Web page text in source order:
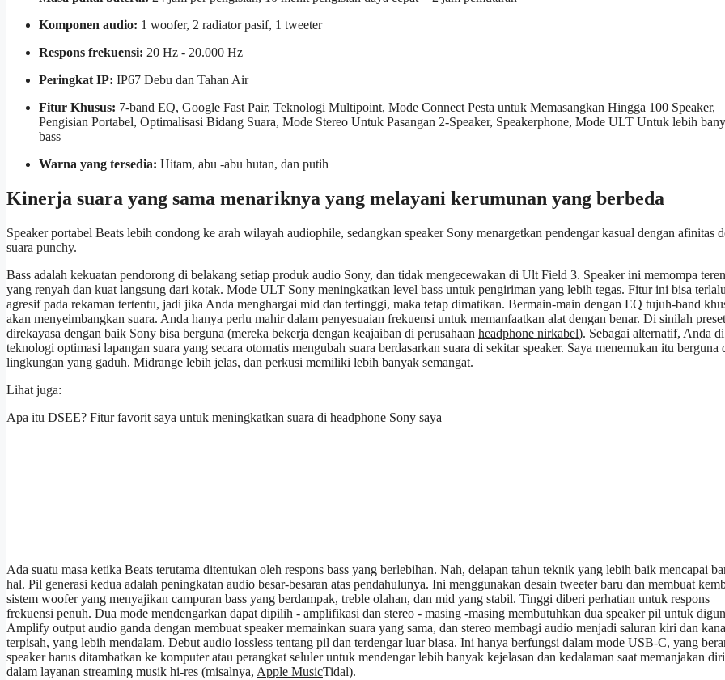
Komponen audio: 1 woofer, 2 radiator pasif, 1 tweeter
Respons frekuensi: 20 Hz - 20.000 Hz
Peringkat IP: IP67 Debu dan Tahan Air
Fitur Khusus: 7-band EQ, Google Fast Pair, Teknologi Multipoint, Mode Connect Pesta untuk Memasangkan Hingga 100 Speaker,
Pengisian Portabel, Optimalisasi Bidang Suara, Mode Stereo Untuk Pasangan 2-Speaker, Speakerphone, Mode ULT Untuk lebih
bass
Warna yang tersedia: Hitam, abu -abu hutan, dan putih
Kinerja suara yang sama menariknya yang melayani kerumunan yang berbeda
Speaker portabel Beats lebih condong ke arah wilayah audiophile, sedangkan speaker Sony menargetkan pendengar kasual dengan afinitas
suara punchy.
Bass adalah kekuatan pendorong di belakang setiap produk audio Sony, dan tidak mengecewakan di Ult Field 3. Speaker ini memompa
yang renyah dan kuat langsung dari kotak. Mode ULT Sony meningkatkan level bass untuk pengiriman yang lebih tegas. Fitur ini bisa
agresif pada rekaman tertentu, jadi jika Anda menghargai mid dan tertinggi, maka tetap dimatikan. Bermain-main dengan EQ tujuh-band
akan menyeimbangkan suara. Anda hanya perlu mahir dalam penyesuaian frekuensi untuk memanfaatkan alat dengan benar. Di sinilah
direkayasa dengan baik Sony bisa berguna (mereka bekerja dengan keajaiban di perusahaan headphone nirkabel). Sebagai alternatif, Anda
teknologi optimasi lapangan suara yang secara otomatis mengubah suara berdasarkan suara di sekitar speaker. Saya menemukan itu berguna
lingkungan yang gaduh. Midrange lebih jelas, dan perkusi memiliki lebih banyak semangat.
Lihat juga:
Apa itu DSEE? Fitur favorit saya untuk meningkatkan suara di headphone Sony saya
Ada suatu masa ketika Beats terutama ditentukan oleh respons bass yang berlebihan. Nah, delapan tahun teknik yang lebih baik mencapai
hal. Pil generasi kedua adalah peningkatan audio besar-besaran atas pendahulunya. Ini menggunakan desain tweeter baru dan membuat
sistem woofer yang menyajikan campuran bass yang berdampak, treble olahan, dan mid yang stabil. Tinggi diberi perhatian untuk respons
frekuensi penuh. Dua mode mendengarkan dapat dipilih - amplifikasi dan stereo - masing -masing membutuhkan dua speaker pil untuk
Amplify output audio ganda dengan membuat speaker memainkan suara yang sama, dan stereo membagi audio menjadi saluran kiri dan
terpisah, yang lebih mendalam. Debut audio lossless tentang pil dan terdengar luar biasa. Ini hanya berfungsi dalam mode USB-C, yang
speaker harus ditambatkan ke komputer atau perangkat seluler untuk mendengar lebih banyak kejelasan dan kedalaman saat memanjakan diri
dalam layanan streaming musik hi-res (misalnya, Apple MusicTidal).